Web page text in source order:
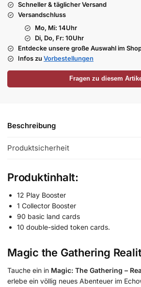
Schneller & täglicher Versand
Versandschluss
Mo, Mi: 14Uhr
Di, Do, Fr: 10Uhr
Entdecke unsere große Auswahl im
Infos zu Vorbestellungen
Fragen zu diesem
Beschreibung
Produktsicherheit
Produktinhalt:
12 Play Booster
1 Collector Booster
90 basic land cards
10 double-sided token cards.
Magic the Gathering
Tauche ein in Magic: The Gathering –
erlebe ein völlig neues Abenteuer im